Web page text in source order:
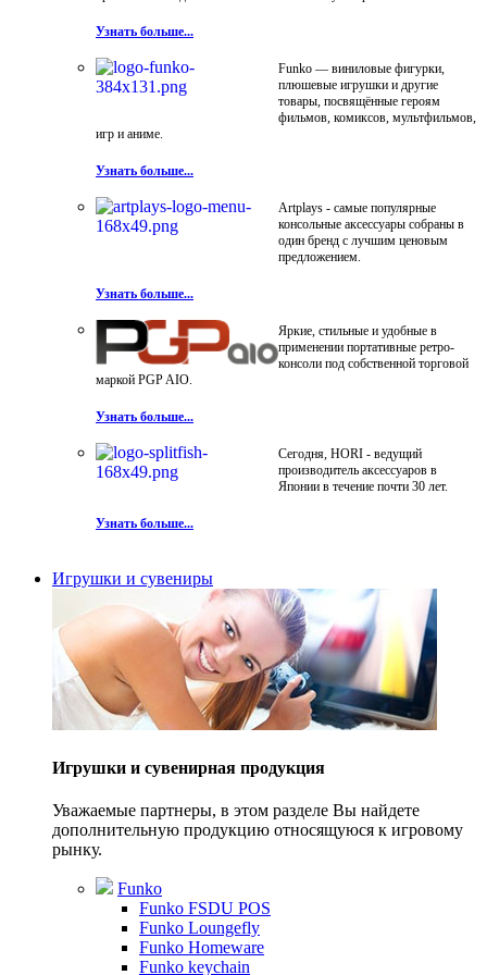
Узнать больше...
Funko — виниловые фигурки,
плюшевые игрушки и другие
товары, посвящённые героям
фильмов, комиксов, мультфильмов,
игр и аниме.
Узнать больше...
Artplays - самые популярные
консольные аксессуары собраны в
один бренд с лучшим ценовым
предложением.
Узнать больше...
Яркие, стильные и удобные в
применении портативные ретро-
консоли под собственной торговой
маркой PGP AIO.
Узнать больше...
Сегодня, HORI - ведущий
производитель аксессуаров в
Японии в течение почти 30 лет.
Узнать больше...
Игрушки и сувениры
Игрушки и сувенирная продукция
Уважаемые партнеры, в этом разделе Вы найдете
дополнительную продукцию относящуюся к игровому
рынку.
Funko
Funko FSDU POS
Funko Loungefly
Funko Homeware
Funko keychain